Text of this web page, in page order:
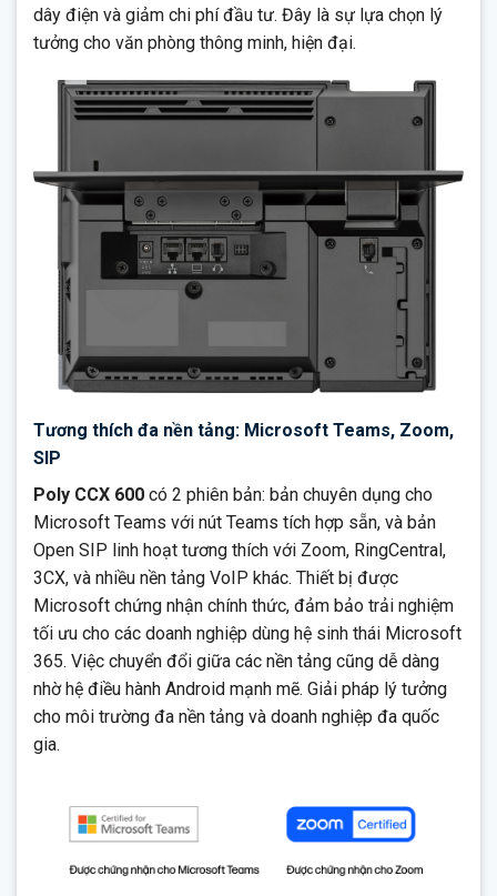
dây điện và giảm chi phí đầu tư. Đây là sự lựa chọn lý
tưởng cho văn phòng thông minh, hiện đại.
Tương thích đa nền tảng: Microsoft Teams, Zoom,
SIP
Poly CCX 600 có 2 phiên bản: bản chuyên dụng cho
Microsoft Teams với nút Teams tích hợp sẵn, và bản
Open SIP linh hoạt tương thích với Zoom, RingCentral,
3CX, và nhiều nền tảng VoIP khác. Thiết bị được
Microsoft chứng nhận chính thức, đảm bảo trải nghiệm
tối ưu cho các doanh nghiệp dùng hệ sinh thái Microsoft
365. Việc chuyển đổi giữa các nền tảng cũng dễ dàng
nhờ hệ điều hành Android mạnh mẽ. Giải pháp lý tưởng
cho môi trường đa nền tảng và doanh nghiệp đa quốc
gia.